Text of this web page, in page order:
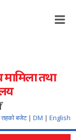
तथा
तहको बजेट | DM | English